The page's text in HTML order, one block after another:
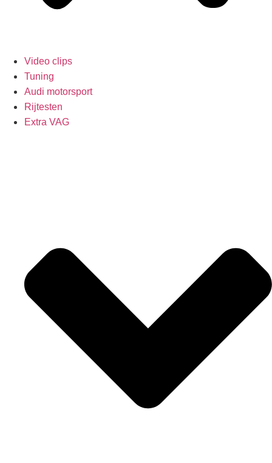
Video clips
Tuning
Audi motorsport
Rijtesten
Extra VAG